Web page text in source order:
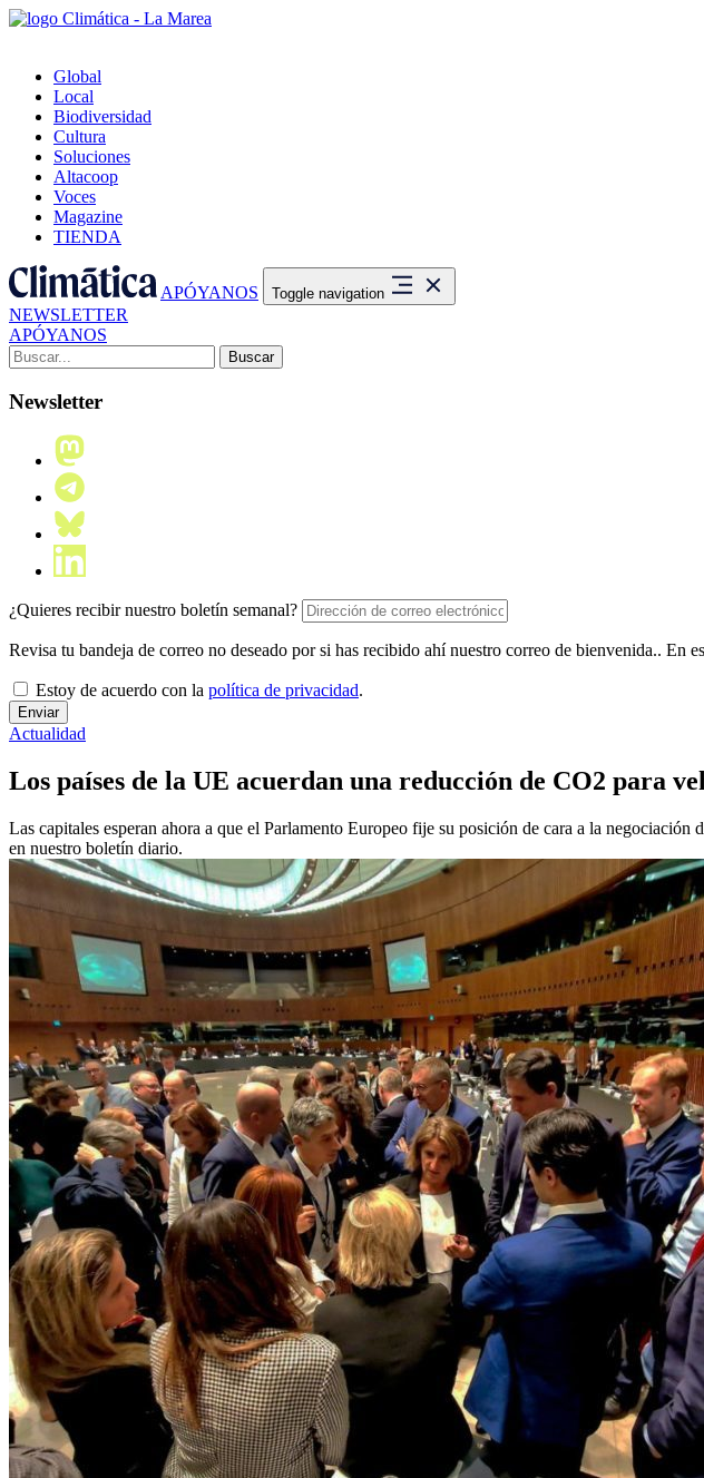
Global
Local
Biodiversidad
Cultura
Soluciones
Altacoop
Voces
Magazine
TIENDA
APÓYANOS Toggle navigation
NEWSLETTER
APÓYANOS
Buscar:
Newsletter
¿Quieres recibir nuestro boletín semanal?
Revisa tu bandeja de correo no deseado por si has recibido ahí nuestro correo de bienvenida.. En
Estoy de acuerdo con la política de privacidad.
Actualidad
Los países de la UE acuerdan una reducción de CO2 para
Las capitales esperan ahora a que el Parlamento Europeo fije su posición de cara a la
en nuestro boletín diario.